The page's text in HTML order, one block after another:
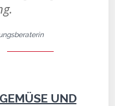
UND